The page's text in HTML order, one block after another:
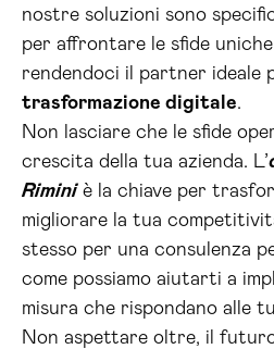
nostre soluzioni sono
per affrontare le sfide uniche
rendendoci il partner ideale
trasformazione digitale.
Non lasciare che le sfide
crescita della tua azienda. L’
Riminiè la chiave per
migliorare la tua
stesso per una consulenza
come possiamo aiutarti a
misura che rispondano alle
Non aspettare oltre, il